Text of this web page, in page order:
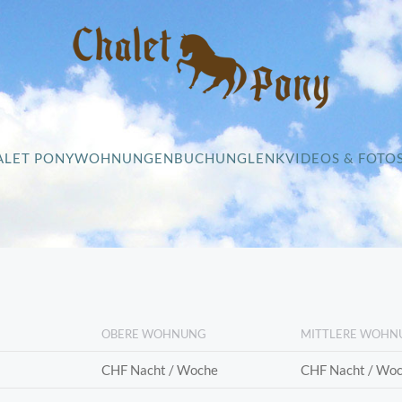
PONYWOHNUNGENBUCHUNGLENKVIDEOS &
OBERE WOHNUNG MITTLERE
CHF Nacht / Woche CHF Nacht /